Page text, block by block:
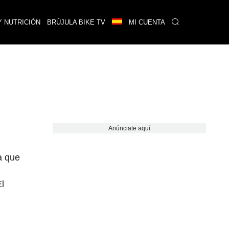
NUTRICIÓN BRÚJULA BIKE TV MI CUENTA
que
Anúnciate aquí